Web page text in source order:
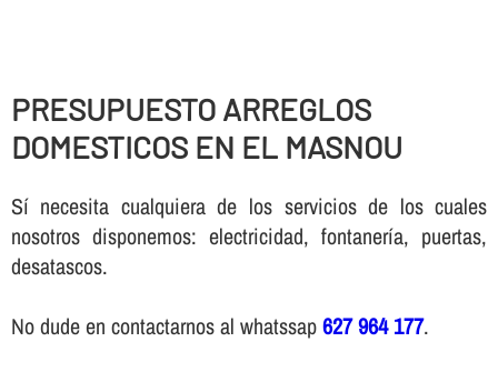
PRESUPUESTO ARREGLOS
DOMESTICOS EN EL MASNOU
Sí necesita cualquiera de los servicios de los cuales
nosotros disponemos: electricidad, fontanería, puertas,
desatascos.
No dude en contactarnos al whatssap627 964 177.